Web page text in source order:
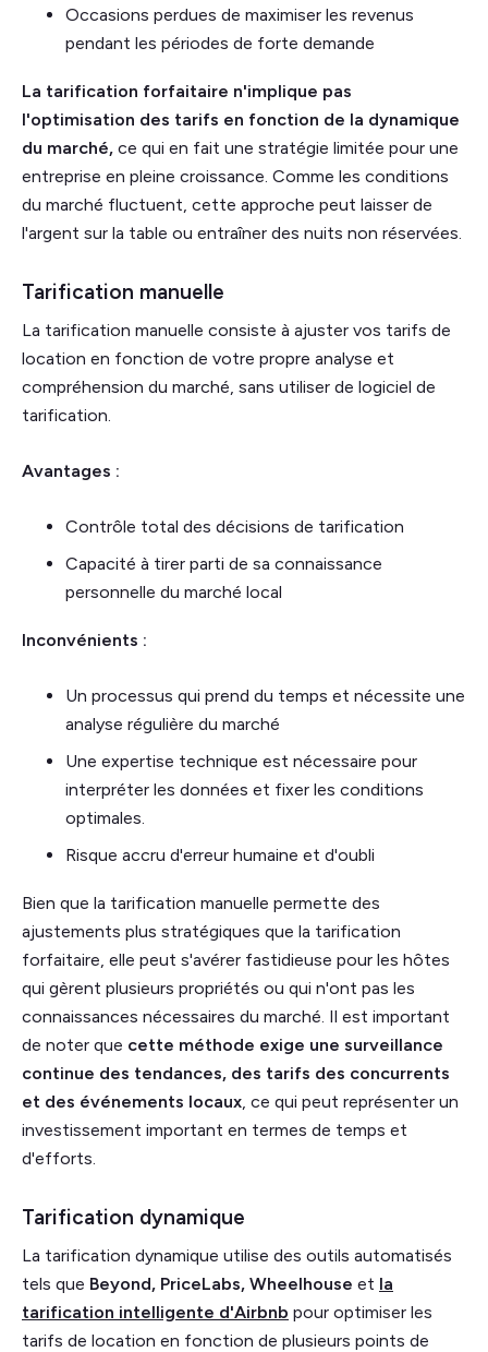
Occasions perdues de maximiser les revenus
pendant les périodes de forte demande
La tarification forfaitaire n'implique pas
l'optimisation des tarifs en fonction de la dynamique
du marché, ce qui en fait une stratégie limitée pour une
entreprise en pleine croissance. Comme les conditions
du marché fluctuent, cette approche peut laisser de
l'argent sur la table ou entraîner des nuits non réservées.
Tarification manuelle
La tarification manuelle consiste à ajuster vos tarifs de
location en fonction de votre propre analyse et
compréhension du marché, sans utiliser de logiciel de
tarification.
Avantages :
Contrôle total des décisions de tarification
Capacité à tirer parti de sa connaissance
personnelle du marché local
Inconvénients :
Un processus qui prend du temps et nécessite une
analyse régulière du marché
Une expertise technique est nécessaire pour
interpréter les données et fixer les conditions
optimales.
Risque accru d'erreur humaine et d'oubli
Bien que la tarification manuelle permette des
ajustements plus stratégiques que la tarification
forfaitaire, elle peut s'avérer fastidieuse pour les hôtes
qui gèrent plusieurs propriétés ou qui n'ont pas les
connaissances nécessaires du marché. Il est important
de noter que cette méthode exige une surveillance
continue des tendances, des tarifs des concurrents
et des événements locaux, ce qui peut représenter un
investissement important en termes de temps et
d'efforts.
Tarification dynamique
La tarification dynamique utilise des outils automatisés
tels que Beyond, PriceLabs, Wheelhouse et la
tarification intelligente d'Airbnb pour optimiser les
tarifs de location en fonction de plusieurs points de